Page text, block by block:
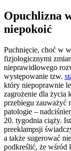
Opuchlizna
niepokoić
Puchnięcie, choć w
fizjologicznymi
nieprawidłowego
występowanie tzw.
który niepoprawnie
zagrożenie dla życia
przebiegu zauważyć
patologie –
20. tygodnia ciąży.
preeklampsji
a także sugerować
podkreślić, że wśród